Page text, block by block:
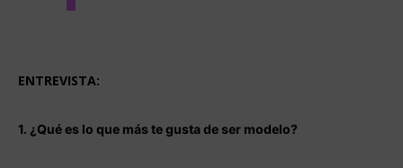
ENTREVISTA:
1. ¿Qué es lo que más te gusta de ser modelo?